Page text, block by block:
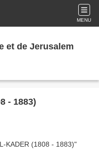
MENU
et de Jerusalem
- 1883)